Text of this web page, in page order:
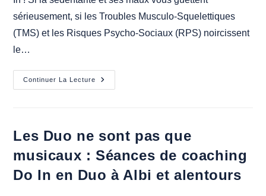
sérieusement, si les Troubles Musculo-Squelettiques
(TMS) et les Risques Psycho-Sociaux (RPS) noircissent
le…
Continuer La Lecture
Cours
Hebdomadaires
Et
Alentours
Les Duo ne sont pas que
musicaux : Séances de coaching
Do In en Duo à Albi et alentours